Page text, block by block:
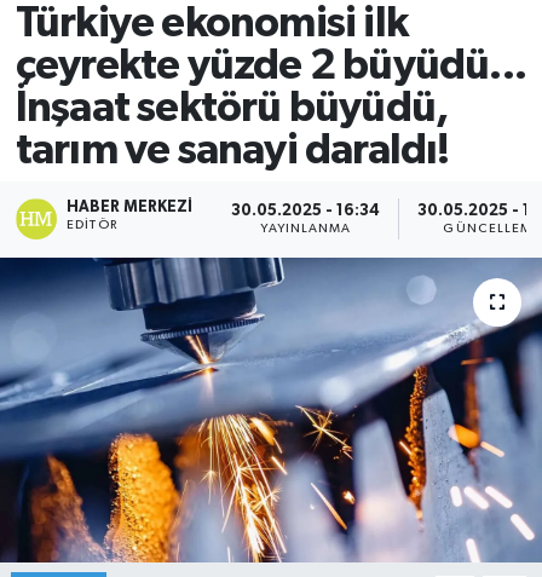
Türkiye ekonomisi ilk
çeyrekte yüzde 2 büyüdü...
İnşaat sektörü büyüdü,
tarım ve sanayi daraldı!
HABER MERKEZI
EDITÖR
30.05.2025 - 16:34
YAYINLANMA
30.05.2025 -
GÜNCELLEME